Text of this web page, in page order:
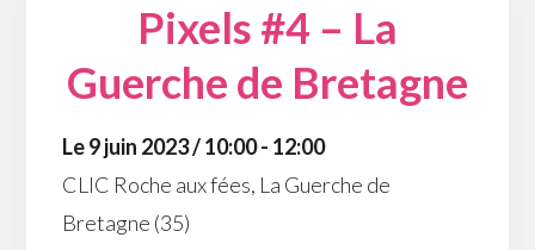
Pixels #4 – La
Guerche de Bretagne
Le 9 juin 2023 / 10:00 - 12:00
CLIC Roche aux fées, La Guerche de
Bretagne (35)